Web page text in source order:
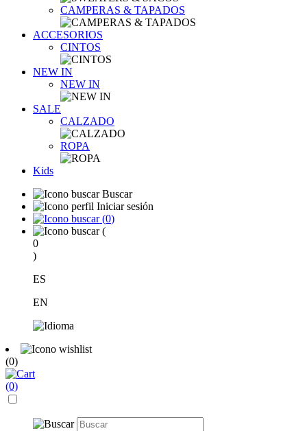
CAMPERAS & TAPADOS
ACCESORIOS
CINTOS
NEW IN
NEW IN
SALE
CALZADO
ROPA
Kids
Buscar
Iniciar sesión
(0)
(
0
)
ES
EN
(0)
(0)